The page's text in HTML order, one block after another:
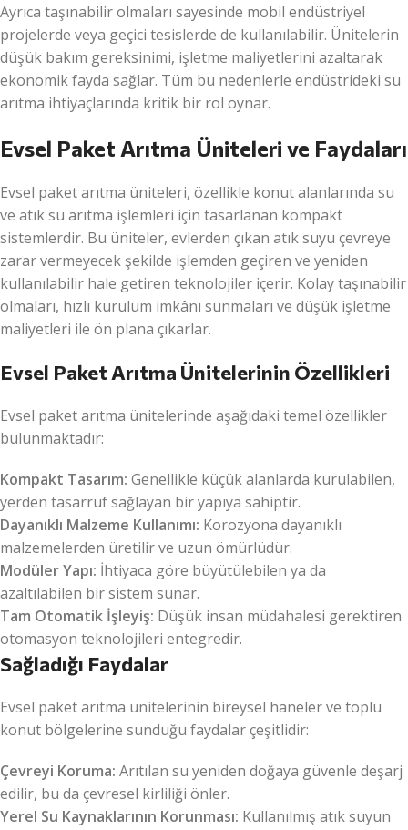
Ayrıca taşınabilir olmaları sayesinde mobil endüstriyel
projelerde veya geçici tesislerde de kullanılabilir. Ünitelerin
düşük bakım gereksinimi, işletme maliyetlerini azaltarak
ekonomik fayda sağlar. Tüm bu nedenlerle endüstrideki su
arıtma ihtiyaçlarında kritik bir rol oynar.
Evsel Paket Arıtma Üniteleri ve Faydaları
Evsel paket arıtma üniteleri, özellikle konut alanlarında su
ve atık su arıtma işlemleri için tasarlanan kompakt
sistemlerdir. Bu üniteler, evlerden çıkan atık suyu çevreye
zarar vermeyecek şekilde işlemden geçiren ve yeniden
kullanılabilir hale getiren teknolojiler içerir. Kolay taşınabilir
olmaları, hızlı kurulum imkânı sunmaları ve düşük işletme
maliyetleri ile ön plana çıkarlar.
Evsel Paket Arıtma Ünitelerinin Özellikleri
Evsel paket arıtma ünitelerinde aşağıdaki temel özellikler
bulunmaktadır:
Kompakt Tasarım: Genellikle küçük alanlarda kurulabilen,
yerden tasarruf sağlayan bir yapıya sahiptir.
Dayanıklı Malzeme Kullanımı: Korozyona dayanıklı
malzemelerden üretilir ve uzun ömürlüdür.
Modüler Yapı: İhtiyaca göre büyütülebilen ya da
azaltılabilen bir sistem sunar.
Tam Otomatik İşleyiş: Düşük insan müdahalesi gerektiren
otomasyon teknolojileri entegredir.
Sağladığı Faydalar
Evsel paket arıtma ünitelerinin bireysel haneler ve toplu
konut bölgelerine sunduğu faydalar çeşitlidir:
Çevreyi Koruma: Arıtılan su yeniden doğaya güvenle deşarj
edilir, bu da çevresel kirliliği önler.
Yerel Su Kaynaklarının Korunması: Kullanılmış atık suyun